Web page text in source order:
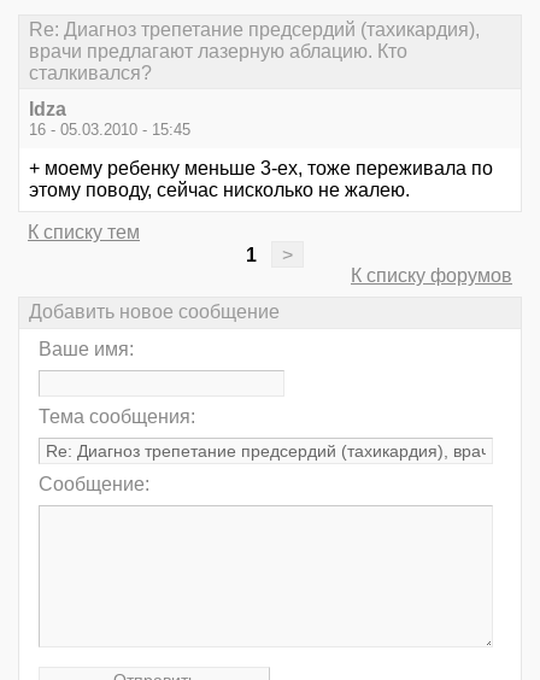
Re: Диагноз трепетание предсердий (тахикардия),
врачи предлагают лазерную аблацию. Кто
сталкивался?
Idza
16 - 05.03.2010 - 15:45
+ моему ребенку меньше 3-ех, тоже переживала по
этому поводу, сейчас нисколько не жалею.
К списку тем
1
>
К списку форумов
Добавить новое сообщение
Ваше имя:
Тема сообщения:
Сообщение: